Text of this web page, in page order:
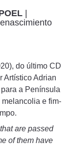
|
do último CD
Artístico Adrian
a Península
melancolia e fim-
are passed
of them have